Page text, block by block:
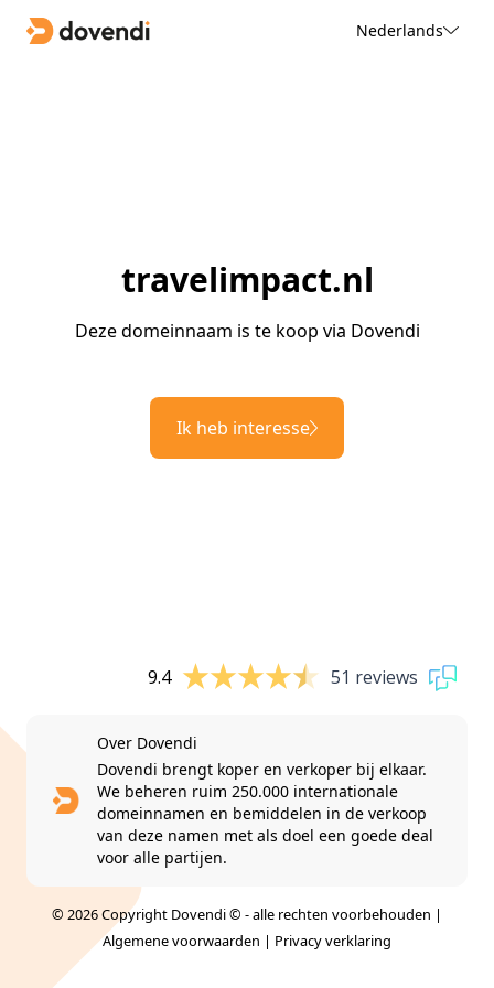
Nederlands
travelimpact.nl
Deze domeinnaam is te koop via Dovendi
Ik heb interesse
9.4 51 reviews
Over Dovendi
Dovendi brengt koper en verkoper bij elkaar.
We beheren ruim 250.000 internationale
domeinnamen en bemiddelen in de verkoop
van deze namen met als doel een goede deal
voor alle partijen.
© 2026 Copyright Dovendi © - alle rechten voorbehouden |
Algemene voorwaarden | Privacy verklaring